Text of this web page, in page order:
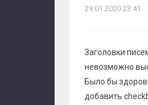
29.01.2020 23:41
Заголовки
невозможно
Было бы
добавить